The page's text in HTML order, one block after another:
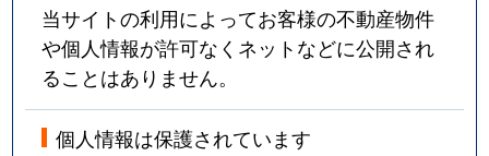
当サイトの利用によってお客様の不動産物件
や個人情報が許可なくネットなどに公開され
ることはありません。
個人情報は保護されています